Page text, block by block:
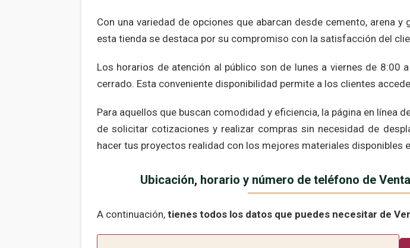
Con una variedad de opciones que abarcan desde cemento, arena y
esta tienda se destaca por su compromiso con la satisfacción del
Los horarios de atención al público son de lunes a viernes de
cerrado. Esta conveniente disponibilidad permite a los clientes
Para aquellos que buscan comodidad y eficiencia, la página en línea
de solicitar cotizaciones y realizar compras sin necesidad de
hacer tus proyectos realidad con los mejores materiales disponibles
Ubicación, horario y número de teléfono de
A continuación, tienes todos los datos que puedes necesitar de